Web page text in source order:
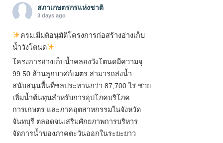
สภาเกษตรกรแห่งชาติ
3 days ago
ครม.มีมติอนุมัติโครงการก่อสร้างอ่างเก็บ
น้ำวังโตนด
โครงการอ่างเก็บน้ำคลองวังโตนดมีความจุ
99.50 ล้านลูกบาศก์เมตร สามารถส่งน้ำ
สนับสนุนพื้นที่ชลประทานกว่า 87,700 ไร่ ช่วย
เพิ่มน้ำต้นทุนสำหรับการอุปโภคบริโภค
การเกษตร และภาคอุตสาหกรรมในจังหวัด
จันทบุรี ตลอดจนเสริมศักยภาพการบริหาร
จัดการน้ำของภาคตะวันออกในระยะยาว